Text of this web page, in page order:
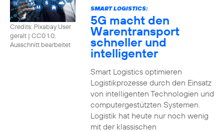
Credits: Pixabay User
geralt | CC0 1.0,
Ausschnitt bearbeitet
SMART LOGISTICS:
5G macht den
Warentransport
schneller und
intelligenter
Smart Logistics optimieren
Logistikprozesse durch den Einsatz
von intelligenten Technologien und
computergestützten Systemen.
Logistik hat heute nur noch wenig
mit der klassischen